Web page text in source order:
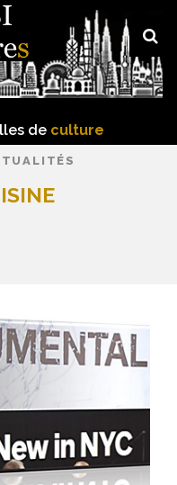
de culture